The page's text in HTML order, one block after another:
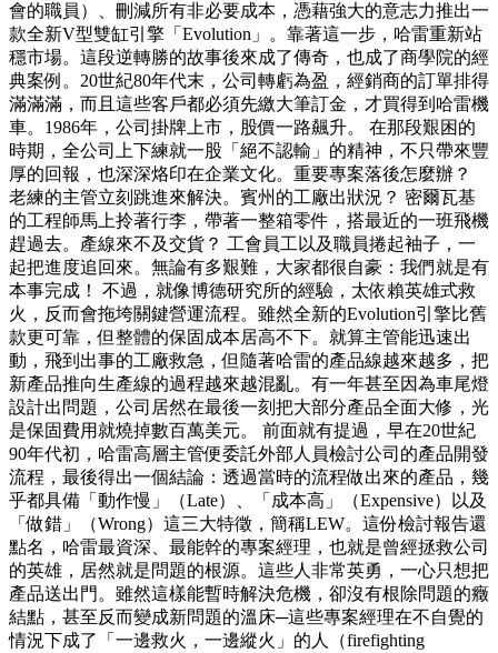
會的職員）、刪減所有非必要成本，憑藉強大的意志力推出一
款全新V型雙缸引擎「Evolution」。靠著這一步，哈雷重新站
穩市場。這段逆轉勝的故事後來成了傳奇，也成了商學院的經
典案例。20世紀80年代末，公司轉虧為盈，經銷商的訂單排得
滿滿滿，而且這些客戶都必須先繳大筆訂金，才買得到哈雷機
車。1986年，公司掛牌上市，股價一路飆升。 在那段艱困的
時期，全公司上下練就一股「絕不認輸」的精神，不只帶來豐
厚的回報，也深深烙印在企業文化。重要專案落後怎麼辦？
老練的主管立刻跳進來解決。賓州的工廠出狀況？ 密爾瓦基
的工程師馬上拎著行李，帶著一整箱零件，搭最近的一班飛機
趕過去。產線來不及交貨？ 工會員工以及職員捲起袖子，一
起把進度追回來。無論有多艱難，大家都很自豪：我們就是有
本事完成！ 不過，就像博德研究所的經驗，太依賴英雄式救
火，反而會拖垮關鍵營運流程。雖然全新的Evolution引擎比舊
款更可靠，但整體的保固成本居高不下。就算主管能迅速出
動，飛到出事的工廠救急，但隨著哈雷的產品線越來越多，把
新產品推向生產線的過程越來越混亂。有一年甚至因為車尾燈
設計出問題，公司居然在最後一刻把大部分產品全面大修，光
是保固費用就燒掉數百萬美元。 前面就有提過，早在20世紀
90年代初，哈雷高層主管便委託外部人員檢討公司的產品開發
流程，最後得出一個結論：透過當時的流程做出來的產品，幾
乎都具備「動作慢」（Late）、「成本高」（Expensive）以及
「做錯」（Wrong）這三大特徵，簡稱LEW。這份檢討報告還
點名，哈雷最資深、最能幹的專案經理，也就是曾經拯救公司
的英雄，居然就是問題的根源。這些人非常英勇，一心只想把
產品送出門。雖然這樣能暫時解決危機，卻沒有根除問題的癥
結點，甚至反而變成新問題的溫床─這些專案經理在不自覺的
情況下成了「一邊救火，一邊縱火」的人（firefighting